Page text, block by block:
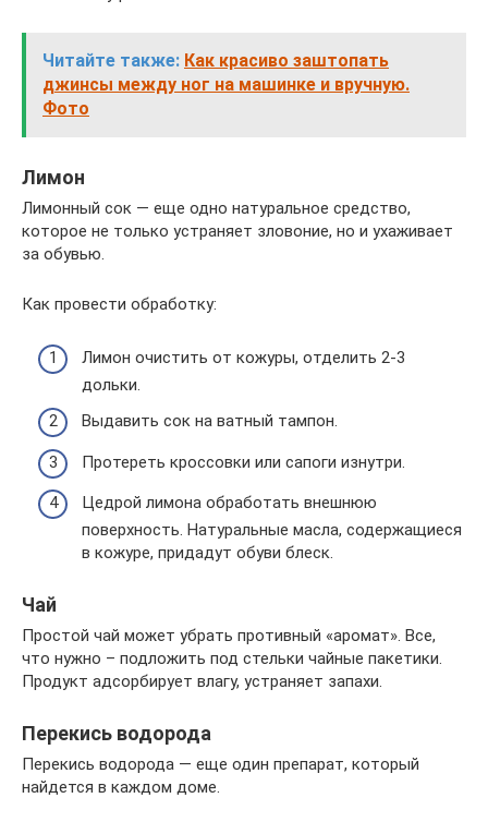
Читайте также: Как красиво заштопать
джинсы между ног на машинке и вручную.
Фото
Лимон
Лимонный сок — еще одно натуральное средство,
которое не только устраняет зловоние, но и ухаживает
за обувью.
Как провести обработку:
Лимон очистить от кожуры, отделить 2-3
дольки.
Выдавить сок на ватный тампон.
Протереть кроссовки или сапоги изнутри.
Цедрой лимона обработать внешнюю
поверхность. Натуральные масла, содержащиеся
в кожуре, придадут обуви блеск.
Чай
Простой чай может убрать противный «аромат». Все,
что нужно – подложить под стельки чайные пакетики.
Продукт адсорбирует влагу, устраняет запахи.
Перекись водорода
Перекись водорода — еще один препарат, который
найдется в каждом доме.